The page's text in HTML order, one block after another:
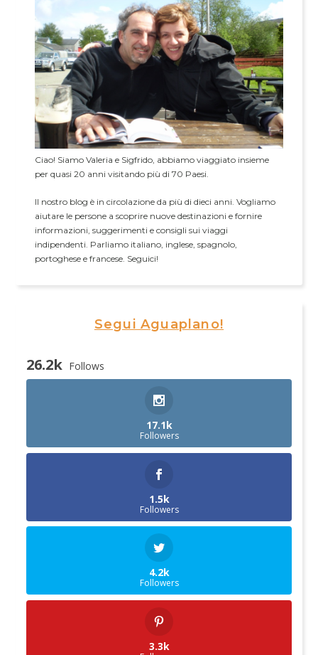
Ciao! Siamo Valeria e Sigfrido, abbiamo viaggiato insieme
per quasi 20 anni visitando più di 70 Paesi.
Il nostro blog è in circolazione da più di dieci anni. Vogliamo
aiutare le persone a scoprire nuove destinazioni e fornire
informazioni, suggerimenti e consigli sui viaggi
indipendenti. Parliamo italiano, inglese, spagnolo,
portoghese e francese. Seguici!
Segui Aguaplano!
26.2k Follows
17.1k
Followers
1.5k
Followers
4.2k
Followers
3.3k